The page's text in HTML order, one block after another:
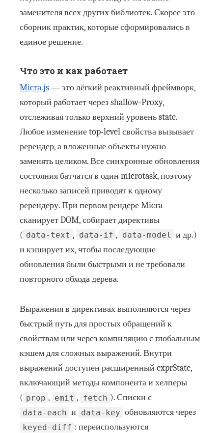
заменителя всех других библиотек. Скорее это
сборник практик, которые сформировались в
единое решение.
Что это и как работает
Micra.js— это лёгкий реактивный фреймворк,
который работает через shallow‑Proxy,
отслеживая только верхний уровень state.
Любое изменение top‑level свойства вызывает
ререндер, а вложенные объекты нужно
заменять целиком. Все синхронные обновления
состояния батчатся в один microtask, поэтому
несколько записей приводят к одному
ререндеру. При первом рендере Micra
сканирует DOM, собирает директивы
( data-text , data-if , data-model и др.)
и кэширует их, чтобы последующие
обновления были быстрыми и не требовали
повторного обхода дерева.
Выражения в директивах выполняются через
быстрый путь для простых обращений к
свойствам или через компиляцию с глобальным
кэшем для сложных выражений. Внутри
выражений доступен расширенный exprState,
включающий методы компонента и хелперы
( prop , emit , fetch ). Списки с
data-each и data-key обновляются через
keyed‑diff : переиспользуются